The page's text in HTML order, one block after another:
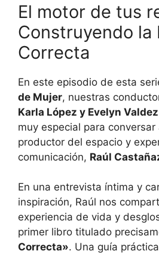
El motor de tus
Construyendo la
Correcta
En este episodio de esta
de Mujer, nuestras
Karla López y Evelyn Valdez
muy especial para
productor del espacio y
comunicación, Raúl
En una entrevista íntima y
inspiración, Raúl nos
experiencia de vida y
primer libro titulado
Correcta». Una guía